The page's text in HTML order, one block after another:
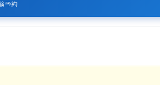
予約